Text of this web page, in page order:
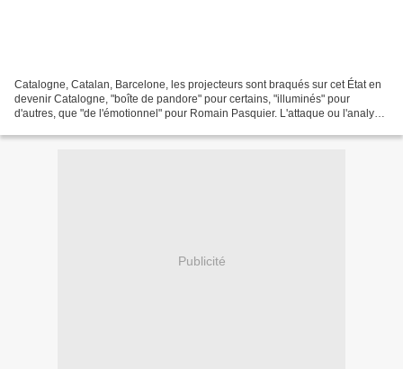
Catalogne, Catalan, Barcelone, les projecteurs sont braqués sur cet État en
devenir Catalogne, "boîte de pandore" pour certains, "illuminés" pour
d'autres, que "de l'émotionnel" pour Romain Pasquier. L'attaque ou l'analyse
Publicité